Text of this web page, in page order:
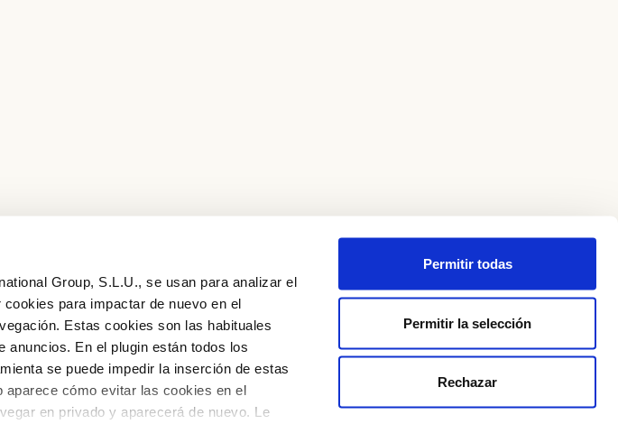
Group, S.L.U., se usan para analizar el
para impactar de nuevo en el
Estas cookies son las habituales
anuncios. En el plugin están todos los
se puede impedir la inserción de estas
aparece cómo evitar las cookies en el
en privado y aparecerá de nuevo. Le
Permitir todas
Permitir la selección
Rechazar
novetats?
de Borges
Política de privadesa
Avís legal